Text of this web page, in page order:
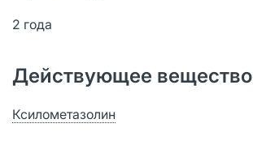
2 года
Действующее вещество
Ксилометазолин